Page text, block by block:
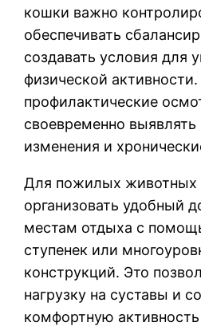
кошки важно
обеспечивать
создавать условия для
физической
профилактические
своевременно выявлять
изменения и
Для пожилых животных
организовать удобный
местам отдыха с
ступенек или
конструкций. Это
нагрузку на суставы и
комфортную